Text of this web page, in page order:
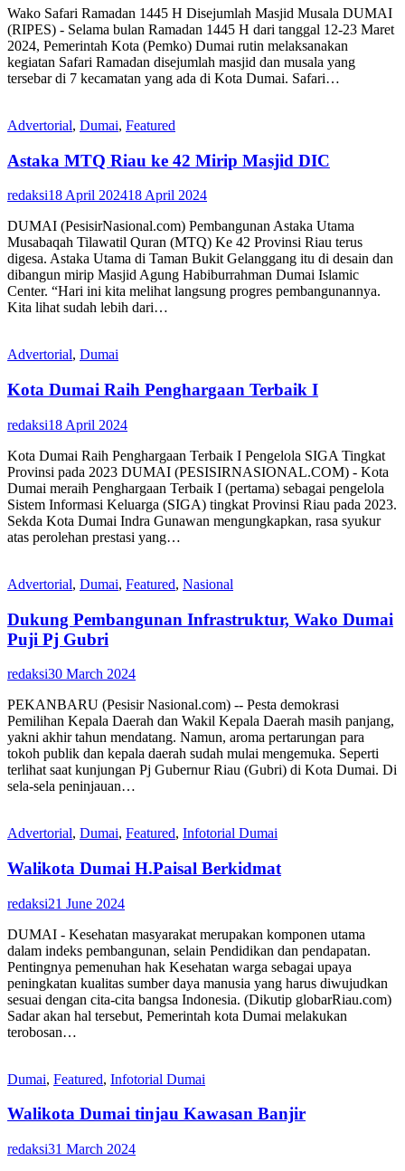
Wako Safari Ramadan 1445 H Disejumlah Masjid Musala DUMAI
(RIPES) - Selama bulan Ramadan 1445 H dari tanggal 12-23 Maret
2024, Pemerintah Kota (Pemko) Dumai rutin melaksanakan
kegiatan Safari Ramadan disejumlah masjid dan musala yang
tersebar di 7 kecamatan yang ada di Kota Dumai. Safari…
Advertorial, Dumai, Featured
Astaka MTQ Riau ke 42 Mirip Masjid DIC
redaksi18 April 202418 April 2024
DUMAI (PesisirNasional.com) Pembangunan Astaka Utama
Musabaqah Tilawatil Quran (MTQ) Ke 42 Provinsi Riau terus
digesa. Astaka Utama di Taman Bukit Gelanggang itu di desain dan
dibangun mirip Masjid Agung Habiburrahman Dumai Islamic
Center. “Hari ini kita melihat langsung progres pembangunannya.
Kita lihat sudah lebih dari…
Advertorial, Dumai
Kota Dumai Raih Penghargaan Terbaik I
redaksi18 April 2024
Kota Dumai Raih Penghargaan Terbaik I Pengelola SIGA Tingkat
Provinsi pada 2023 DUMAI (PESISIRNASIONAL.COM) - Kota
Dumai meraih Penghargaan Terbaik I (pertama) sebagai pengelola
Sistem Informasi Keluarga (SIGA) tingkat Provinsi Riau pada 2023.
Sekda Kota Dumai Indra Gunawan mengungkapkan, rasa syukur
atas perolehan prestasi yang…
Advertorial, Dumai, Featured, Nasional
Dukung Pembangunan Infrastruktur, Wako Dumai
Puji Pj Gubri
redaksi30 March 2024
PEKANBARU (Pesisir Nasional.com) -- Pesta demokrasi
Pemilihan Kepala Daerah dan Wakil Kepala Daerah masih panjang,
yakni akhir tahun mendatang. Namun, aroma pertarungan para
tokoh publik dan kepala daerah sudah mulai mengemuka. Seperti
terlihat saat kunjungan Pj Gubernur Riau (Gubri) di Kota Dumai. Di
sela-sela peninjauan…
Advertorial, Dumai, Featured, Infotorial Dumai
Walikota Dumai H.Paisal Berkidmat
redaksi21 June 2024
DUMAI - Kesehatan masyarakat merupakan komponen utama
dalam indeks pembangunan, selain Pendidikan dan pendapatan.
Pentingnya pemenuhan hak Kesehatan warga sebagai upaya
peningkatan kualitas sumber daya manusia yang harus diwujudkan
sesuai dengan cita-cita bangsa Indonesia. (Dikutip globarRiau.com)
Sadar akan hal tersebut, Pemerintah kota Dumai melakukan
terobosan…
Dumai, Featured, Infotorial Dumai
Walikota Dumai tinjau Kawasan Banjir
redaksi31 March 2024